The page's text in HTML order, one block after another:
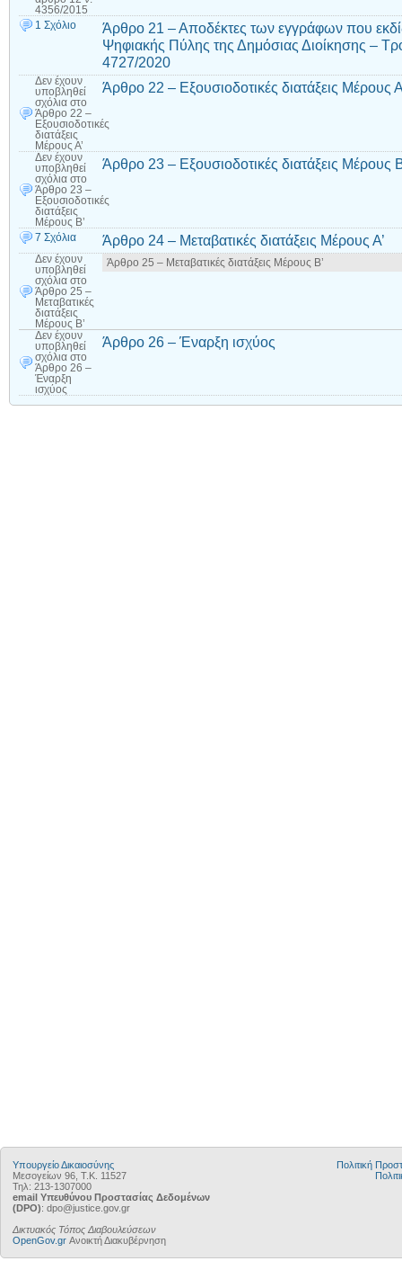
4356/2015
1 Σχόλιο
Άρθρο 21 – Αποδέκτες των εγγράφων που
Ψηφιακής Πύλης της Δημόσιας Διοίκησης –
4727/2020
Δεν έχουν
υποβληθεί
σχόλια στο
Άρθρο 22 –
Εξουσιοδοτικές
διατάξεις
Μέρους Α’
Άρθρο 22 – Εξουσιοδοτικές διατάξεις Μέρους
Δεν έχουν
υποβληθεί
σχόλια στο
Άρθρο 23 –
Εξουσιοδοτικές
διατάξεις
Μέρους Β’
Άρθρο 23 – Εξουσιοδοτικές διατάξεις Μέρους
7 Σχόλια Άρθρο 24 – Μεταβατικές διατάξεις Μέρους Α’
Δεν έχουν
υποβληθεί
σχόλια στο
Άρθρο 25 –
Μεταβατικές
διατάξεις
Μέρους Β’
Άρθρο 25 – Μεταβατικές διατάξεις Μέρους Β’
Δεν έχουν
υποβληθεί
σχόλια στο
Άρθρο 26 –
Έναρξη
ισχύος
Άρθρο 26 – Έναρξη ισχύος
Υπουργείο Δικαιοσύνης
Μεσογείων 96, Τ.Κ. 11527
Τηλ: 213-1307000
email Υπευθύνου Προστασίας Δεδομένων
(DPO): dpo@justice.gov.gr
Δικτυακός Τόπος Διαβουλεύσεων
OpenGov.gr Ανοικτή Διακυβέρνηση
Πολιτική